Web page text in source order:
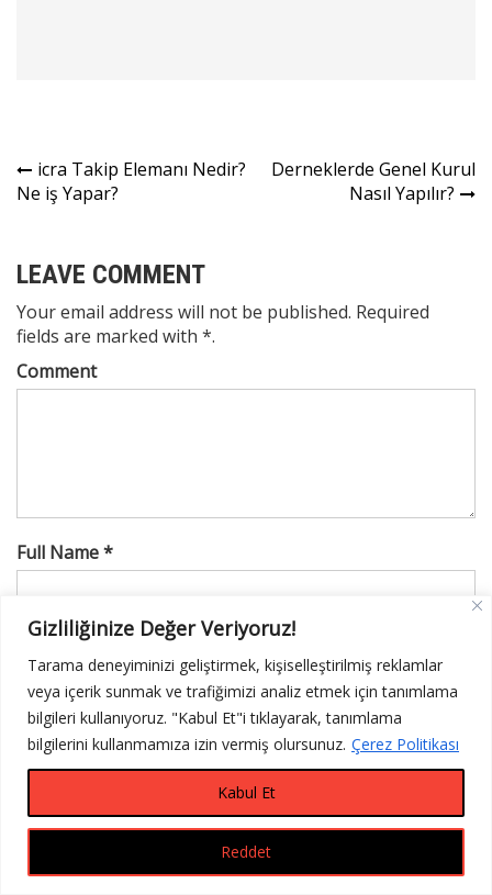
Gizliliğinize Değer Veriyoruz!
Tarama deneyiminizi geliştirmek, kişiselleştirilmiş reklamlar
veya içerik sunmak ve trafiğimizi analiz etmek için tanımlama
bilgileri kullanıyoruz. "Kabul Et"i tıklayarak, tanımlama
bilgilerini kullanmamıza izin vermiş olursunuz. Çerez Politikası
Reddet
Kabul Et
Yazı
gezinmesi
icra Takip Elemanı Nedir?
Ne iş Yapar?
Derneklerde Genel Kurul
Nasıl Yapılır?
LEAVE COMMENT
Your email address will not be published. Required
fields are marked with *.
Comment
Full Name *
Email Address *
Website